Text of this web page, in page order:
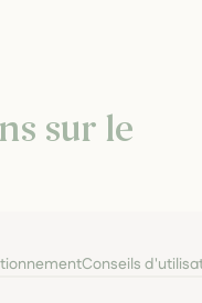
sur le
Conseils